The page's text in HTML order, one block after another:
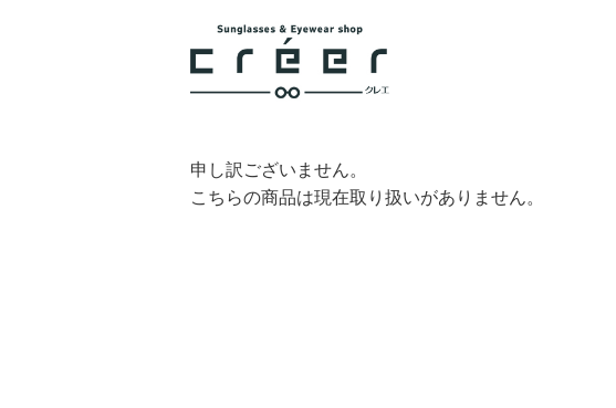
申し訳ございません。
こちらの商品は現在取り扱いがありません。